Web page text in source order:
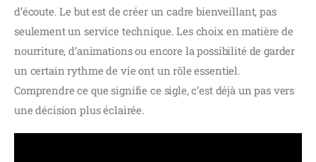
d’écoute. Le but est de créer un cadre bienveillant, pas
seulement un service technique. Les choix en matière de
nourriture, d’animations ou encore la possibilité de garder
un certain rythme de vie ont un rôle essentiel.
Comprendre ce que signifie ce sigle, c’est déjà un pas vers
une décision plus éclairée.